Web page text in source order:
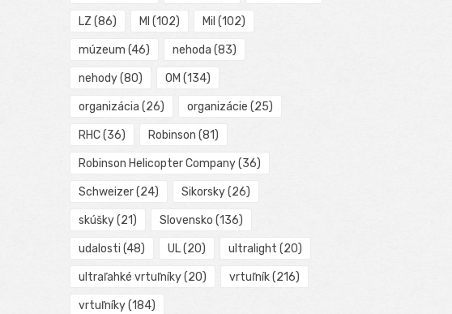
LZ (86) MI (102) Mil (102)
múzeum (46) nehoda (83)
nehody(80) OM (134)
organizácia (26) organizácie (25)
RHC(36) Robinson (81)
Robinson Helicopter Company(36)
Schweizer(24) Sikorsky(26)
skúšky(21) Slovensko (136)
udalosti (48) UL(20) ultralight (20)
ultraľahké vrtuľníky(20) vrtuľník(216)
vrtuľníky(184)